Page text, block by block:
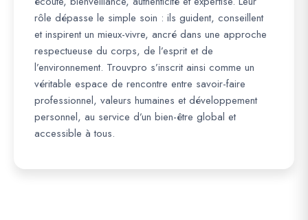
rôle dépasse le simple soin : ils guident, conseillent
et inspirent un mieux-vivre, ancré dans une approche
respectueuse du corps, de l’esprit et de
l’environnement. Trouvpro s’inscrit ainsi comme un
véritable espace de rencontre entre savoir-faire
professionnel, valeurs humaines et développement
personnel, au service d’un bien-être global et
accessible à tous.